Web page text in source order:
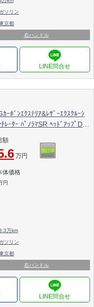
ガソリン
京都
右ハンドル
ﾎﾞﾝｴｸｽﾃﾘｱ&ﾚｻﾞｰｴｸｽｸﾙｰｼ
ｰﾀｰ ﾊﾟﾉﾗﾏSR ﾍｯﾄﾞｱｯﾌﾟD
ﾗｲﾄ ﾊﾝｽﾞﾌﾘｰA AMG専用
額
万円
体価格
円
万km
ガソリン
京都
右ハンドル